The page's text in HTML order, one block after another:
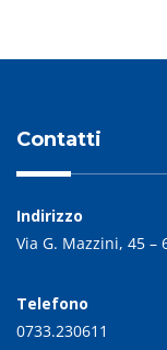
Contatti
Indirizzo
Via G. Mazzini, 45 –
Telefono
0733.230611